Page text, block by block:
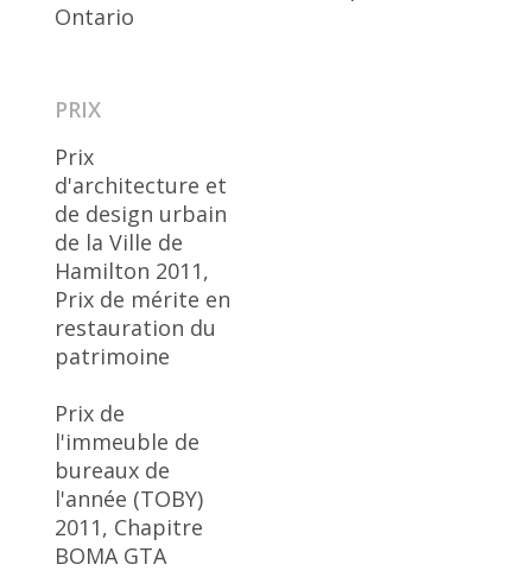
Ontario
PRIX
Prix
d'architecture et
de design urbain
de la Ville de
Hamilton 2011,
Prix de mérite en
restauration du
patrimoine
Prix de
l'immeuble de
bureaux de
l'année (TOBY)
2011, Chapitre
BOMA GTA